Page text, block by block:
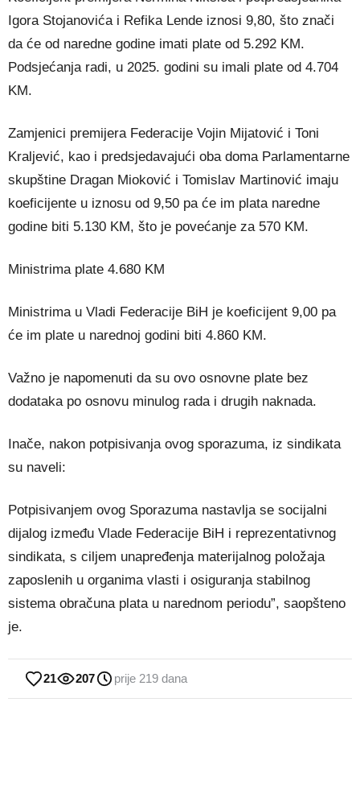
Igora Stojanovića i Refika Lende iznosi 9,80, što znači
da će od naredne godine imati plate od 5.292 KM.
Podsjećanja radi, u 2025. godini su imali plate od 4.704
KM.
Zamjenici premijera Federacije Vojin Mijatović i Toni
Kraljević, kao i predsjedavajući oba doma Parlamentarne
skupštine Dragan Mioković i Tomislav Martinović imaju
koeficijente u iznosu od 9,50 pa će im plata naredne
godine biti 5.130 KM, što je povećanje za 570 KM.
Ministrima plate 4.680 KM
Ministrima u Vladi Federacije BiH je koeficijent 9,00 pa
će im plate u narednoj godini biti 4.860 KM.
Važno je napomenuti da su ovo osnovne plate bez
dodataka po osnovu minulog rada i drugih naknada.
Inače, nakon potpisivanja ovog sporazuma, iz sindikata
su naveli:
Potpisivanjem ovog Sporazuma nastavlja se socijalni
dijalog između Vlade Federacije BiH i reprezentativnog
sindikata, s ciljem unapređenja materijalnog položaja
zaposlenih u organima vlasti i osiguranja stabilnog
sistema obračuna plata u narednom periodu”, saopšteno
je.
21 207 prije 219 dana